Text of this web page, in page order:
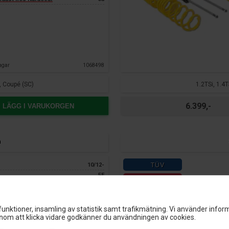
insamling av statistik samt trafikmätning. Vi använder
att klicka vidare godkänner du användningen av cookies.
1068498
(SC)
LÄGG I VARUKORGEN
1.2TSi,
6.399,-
10/12-
5F
-1010 kg
-950 kg
TÜV